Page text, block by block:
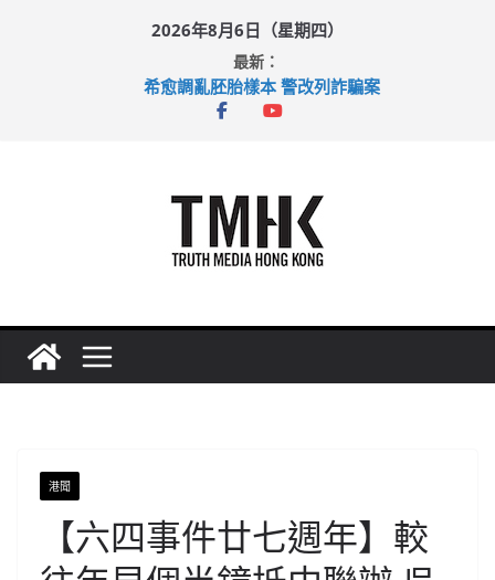
2026年8月6日（星期四）
最新：
希愈調亂胚胎樣本 警改列詐騙案
足球盛會次場激戰 祖雲達斯挫車路士
港聞
【六四事件廿七週年】較